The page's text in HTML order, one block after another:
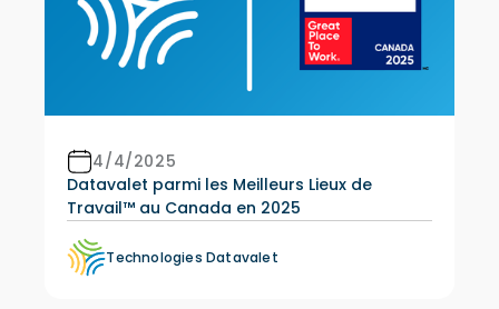
4/4/2025
Datavalet parmi les Meilleurs Lieux de
Travail™ au Canada en 2025
Technologies Datavalet